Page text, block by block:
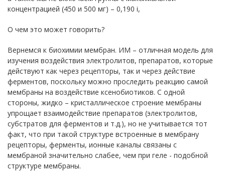
концентрацией (450 и 500 мг) – 0,190 i,
О чем это может говорить?
Вернемся к биохимии мембран. ИМ – отличная модель для
изучения воздействия электролитов, препаратов, которые
действуют как через рецепторы, так и через действие
ферментов, поскольку можно проследить реакцию самой
мембраны на воздействие ксенобиотиков. С одной
стороны, жидко – кристаллическое строение мембраны
упрощает взаимодействие препаратов (электролитов,
субстратов для ферментов и т.д.), но не учитывается тот
факт, что при такой структуре встроенные в мембрану
рецепторы, ферменты, ионные каналы связаны с
мембраной значительно слабее, чем при геле - подобной
структуре мембраны.